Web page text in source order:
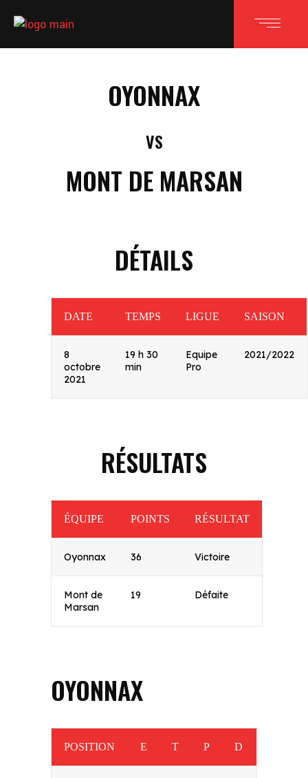
OYONNAX
VS
MONT DE MARSAN
DÉTAILS
DATE TEMPS LIGUE SAISON
8
octobre
2021
19 h 30
min
Equipe
Pro
2021/2022
RÉSULTATS
ÉQUIPE POINTS RÉSULTAT
Oyonnax 36 Victoire
Mont de
Marsan
19 Défaite
OYONNAX
POSITION E T P D